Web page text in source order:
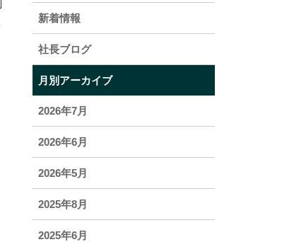
新着情報
社長ブログ
月別アーカイブ
2026年7月
2026年6月
2026年5月
2025年8月
2025年6月